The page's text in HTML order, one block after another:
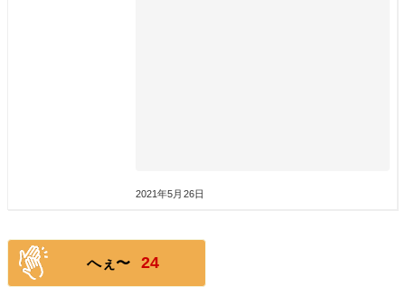
2021年5月26日
へぇ〜 24